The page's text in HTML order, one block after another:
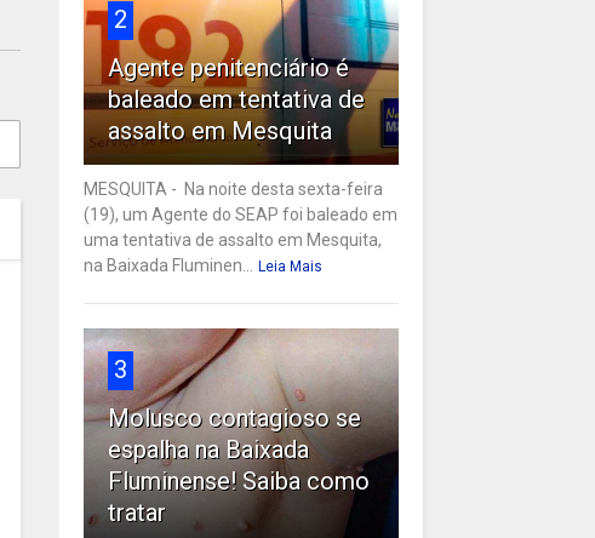
2
Agente penitenciário é
baleado em tentativa de
assalto em Mesquita
MESQUITA - Na noite desta sexta-feira
(19), um Agente do SEAP foi baleado em
uma tentativa de assalto em Mesquita,
na Baixada Fluminen... Leia Mais
3
Molusco contagioso se
espalha na Baixada
Fluminense! Saiba como
tratar